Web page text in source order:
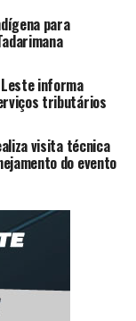
para
informa
tributários
visita técnica
do evento